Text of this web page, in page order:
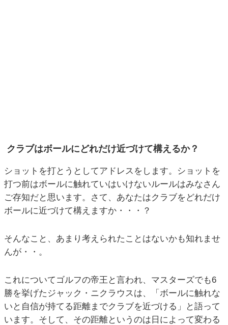
クラブはボールにどれだけ近づけて構えるか？
ショットを打とうとしてアドレスをします。ショットを
打つ前はボールに触れていはいけないルールはみなさん
ご存知だと思います。さて、あなたはクラブをどれだけ
ボールに近づけて構えますか・・・？
そんなこと、あまり考えられたことはないかも知れませ
んが・・。
これについてゴルフの帝王と言われ、マスターズでも6
勝を挙げたジャック・ニクラウスは、「ボールに触れな
いと自信が持てる距離までクラブを近づける」と語って
います。そして、その距離というのは日によって変わる